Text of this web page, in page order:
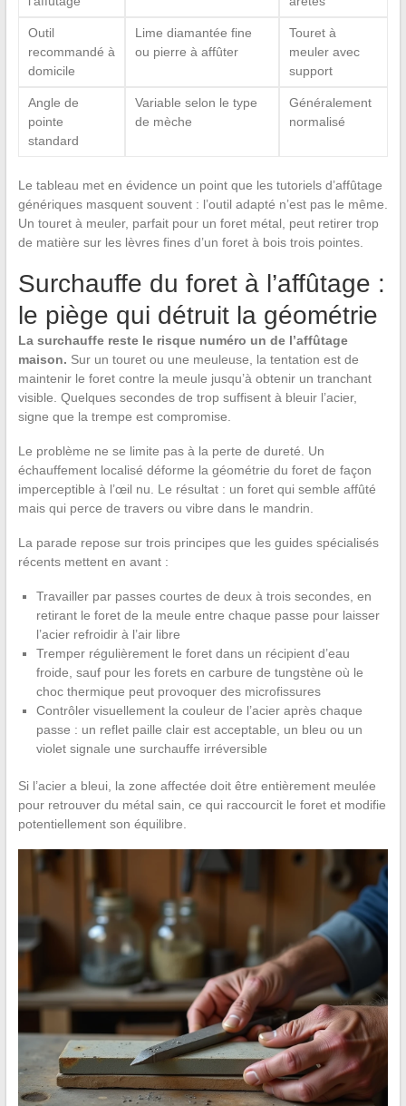
Outil
recommandé à
domicile
Lime diamantée fine
ou pierre à affûter
Touret à
meuler avec
support
Angle de
pointe
standard
Variable selon le type
de mèche
Généralement
normalisé
Le tableau met en évidence un point que les tutoriels d’affûtage
génériques masquent souvent : l’outil adapté n’est pas le même.
Un touret à meuler, parfait pour un foret métal, peut retirer trop
de matière sur les lèvres fines d’un foret à bois trois pointes.
Surchauffe du foret à l’affûtage :
le piège qui détruit la géométrie
La surchauffe reste le risque numéro un de l’affûtage
maison. Sur un touret ou une meuleuse, la tentation est de
maintenir le foret contre la meule jusqu’à obtenir un tranchant
visible. Quelques secondes de trop suffisent à bleuir l’acier,
signe que la trempe est compromise.
Le problème ne se limite pas à la perte de dureté. Un
échauffement localisé déforme la géométrie du foret de façon
imperceptible à l’œil nu. Le résultat : un foret qui semble affûté
mais qui perce de travers ou vibre dans le mandrin.
La parade repose sur trois principes que les guides spécialisés
récents mettent en avant :
Travailler par passes courtes de deux à trois secondes, en
retirant le foret de la meule entre chaque passe pour laisser
l’acier refroidir à l’air libre
Tremper régulièrement le foret dans un récipient d’eau
froide, sauf pour les forets en carbure de tungstène où le
choc thermique peut provoquer des microfissures
Contrôler visuellement la couleur de l’acier après chaque
passe : un reflet paille clair est acceptable, un bleu ou un
violet signale une surchauffe irréversible
Si l’acier a bleui, la zone affectée doit être entièrement meulée
pour retrouver du métal sain, ce qui raccourcit le foret et modifie
potentiellement son équilibre.